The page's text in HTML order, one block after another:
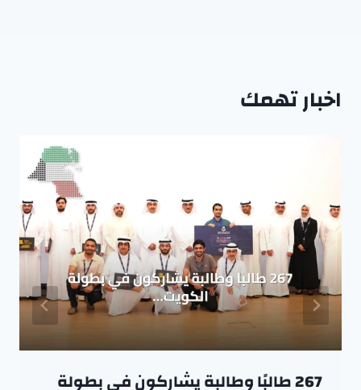
اخبار تهمك
267 طالبًا وطالبة يشاركون في بطولة